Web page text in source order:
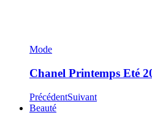
Mode
Chanel Printemps Eté
PrécédentSuivant
Beauté